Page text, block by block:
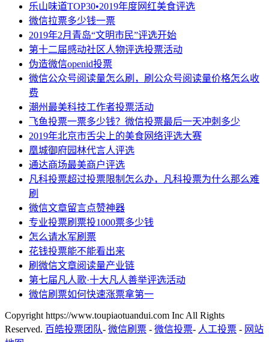
乐山味道TOP30•2019年度网红美食评选
微信拉票多少钱一票
2019年2月青岛“文明市民”评选开始
第十二届感动社区人物评选投票活动
伪造微信openid投票
微信公众号阅读量怎么刷，刷公众号阅读量价格怎么收
费
潮州最美科技工作者投票活动
飞鱼投票一票多少钱？微信投票最后一天冲刺多少
2019年北京市舌尖上的美食网络评选大赛
凰城御府园林代言人评选
通达商场最美商户评选
凡科投票超过投票限制怎么办，凡科投票为什么那么难
刷
微信文章留言点赞神器
专业投票刷票投1000票多少钱
怎么请水军刷票
花钱投票能不能看出来
刷微信文章阅读量产业链
第七届凡人歌·十大凡人善举评选活动
微信刷票如何快速涨票拿第一
Copyright https://www.toupiaotuandui.com Inc All Rights
Reserved. 百皓投票团队- 微信刷票 - 微信投票- 人工投票 - 网站